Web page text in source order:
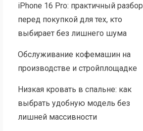
iPhone 16 Pro: практичный разбор
перед покупкой для тех, кто
выбирает без лишнего шума
Обслуживание кофемашин на
производстве и стройплощадке
Низкая кровать в спальне: как
выбрать удобную модель без
лишней массивности